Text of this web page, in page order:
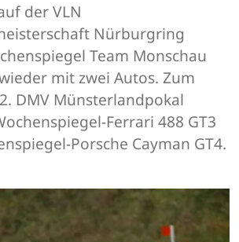
der VLN
Nürburgring
Team Monschau
mit zwei Autos. Zum
DMV Münsterlandpokal
Ferrari 488 GT3
Porsche Cayman GT4.